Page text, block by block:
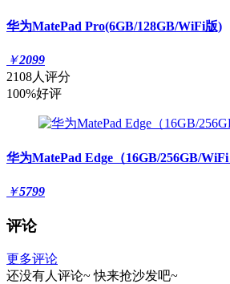
华为MatePad Pro(6GB/128GB/WiFi版)
￥2099
2108人评分
100%好评
华为MatePad Edge（16GB/256GB/WiFi
￥5799
评论
更多评论
还没有人评论~ 快来抢沙发吧~